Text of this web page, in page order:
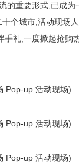
的重要形式,已成
个城市,活动现场
礼,一度掀起抢购
Pop-up 活动现场)
Pop-up 活动现场)
Pop-up 活动现场)